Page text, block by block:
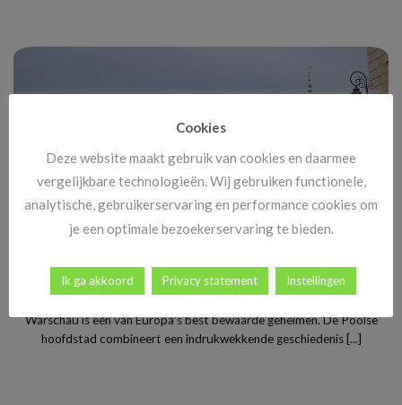
Stedentrip Warschau: ontdek de verrassende charme van
Polen’s bruisende hoofdstad
Warschau is een van Europa’s best bewaarde geheimen. De Poolse
hoofdstad combineert een indrukwekkende geschiedenis [...]
Cookies
Deze website maakt gebruik van cookies en daarmee
vergelijkbare technologieën. Wij gebruiken functionele,
analytische, gebruikerservaring en performance cookies om
je een optimale bezoekerservaring te bieden.
Ik ga akkoord Privacy statement Instellingen